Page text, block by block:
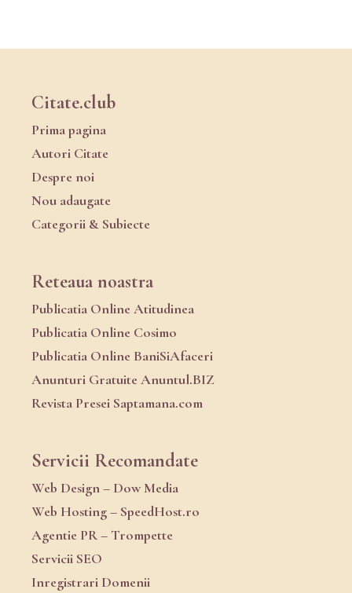
Citate.club
Prima pagina
Autori Citate
Despre noi
Nou adaugate
Categorii & Subiecte
Reteaua noastra
Publicatia Online Atitudinea
Publicatia Online Cosimo
Publicatia Online BaniSiAfaceri
Anunturi Gratuite Anuntul.BIZ
Revista Presei Saptamana.com
Servicii Recomandate
Web Design – Dow Media
Web Hosting – SpeedHost.ro
Agentie PR – Trompette
Servicii SEO
Inregistrari Domenii